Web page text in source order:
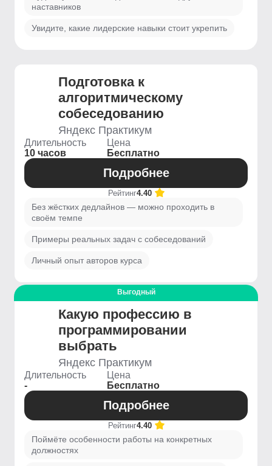
наставников
Увидите, какие лидерские навыки стоит укрепить
Подготовка к
алгоритмическому
собеседованию
Яндекс Практикум
Длительность
10 часов
Цена
Бесплатно
Подробнее
Рейтинг4.40
Без жёстких дедлайнов — можно проходить в
своём темпе
Примеры реальных задач с собеседований
Личный опыт авторов курса
Выгодный
Какую профессию в
программировании
выбрать
Яндекс Практикум
Длительность
-
Цена
Бесплатно
Подробнее
Рейтинг4.40
Поймёте особенности работы на конкретных
должностях